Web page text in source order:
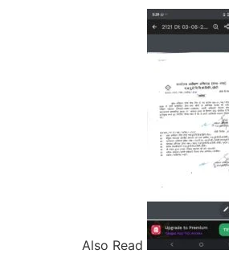
Also Read